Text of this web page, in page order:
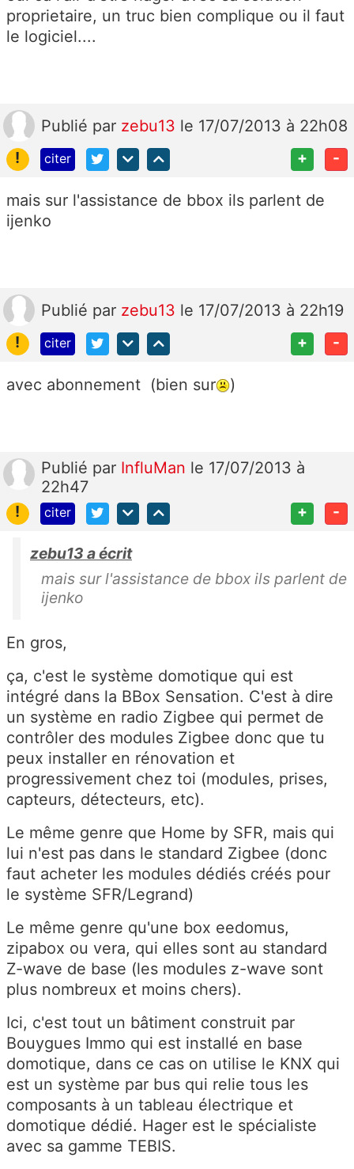
proprietaire, un truc bien complique ou il faut
le logiciel....
Publié par zebu13 le 17/07/2013 à 22h08
!
citer + -
mais sur l'assistance de bbox ils parlent de
ijenko
Publié par zebu13 le 17/07/2013 à 22h19
!
citer + -
avec abonnement (bien sur )
Publié par InfluMan le 17/07/2013 à
22h47
!
citer + -
zebu13 a écrit
mais sur l'assistance de bbox ils parlent de
ijenko
En gros,
ça, c'est le système domotique qui est
intégré dans la BBox Sensation. C'est à dire
un système en radio Zigbee qui permet de
contrôler des modules Zigbee donc que tu
peux installer en rénovation et
progressivement chez toi (modules, prises,
capteurs, détecteurs, etc).
Le même genre que Home by SFR, mais qui
lui n'est pas dans le standard Zigbee (donc
faut acheter les modules dédiés créés pour
le système SFR/Legrand)
Le même genre qu'une box eedomus,
zipabox ou vera, qui elles sont au standard
Z-wave de base (les modules z-wave sont
plus nombreux et moins chers).
Ici, c'est tout un bâtiment construit par
Bouygues Immo qui est installé en base
domotique, dans ce cas on utilise le KNX qui
est un système par bus qui relie tous les
composants à un tableau électrique et
domotique dédié. Hager est le spécialiste
avec sa gamme TEBIS.